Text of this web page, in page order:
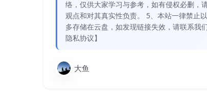
络，仅供大家学习与参考，如有侵权必删，
观点和对其真实性负责。 5、本站一律禁止
多存储在云盘，如发现链接失效，请联系我
隐私协议】
大鱼